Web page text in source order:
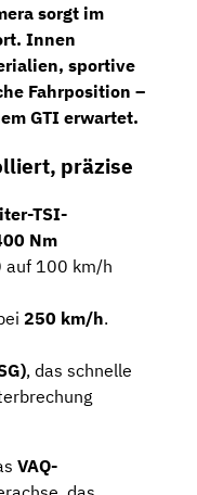
sorgt im
Innen
sportive
Fahrposition –
GTI erwartet.
präzise
TSI-
Nm
auf 100 km/h
250 km/h.
, das schnelle
VAQ-